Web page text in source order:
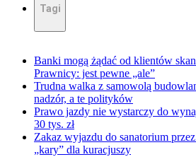
Tagi
Banki mogą żądać od klientów
Prawnicy: jest pewne „ale”
Trudna walka z samowolą
nadzór, a te polityków
Prawo jazdy nie wystarczy do
30 tys. zł
Zakaz wyjazdu do sanatorium
„kary” dla kuracjuszy